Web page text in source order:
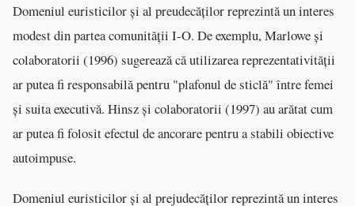
Domeniul euristicilor și al preudecăților reprezintă un interes
modest din partea comunității I-O. De exemplu, Marlowe și
colaboratorii (1996) sugerează că utilizarea reprezentativității
ar putea fi responsabilă pentru "plafonul de sticlă" între femei
și suita executivă. Hinsz și colaboratorii (1997) au arătat cum
ar putea fi folosit efectul de ancorare pentru a stabili obiective
autoimpuse.
Domeniul euristicilor și al prejudecăților reprezintă un interes